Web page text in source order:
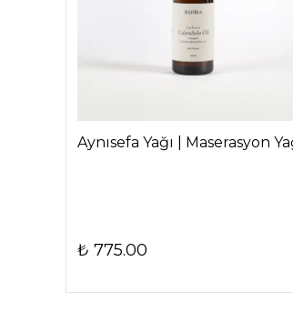
Aynısefa Yağı | Maserasyon
₺ 775.00